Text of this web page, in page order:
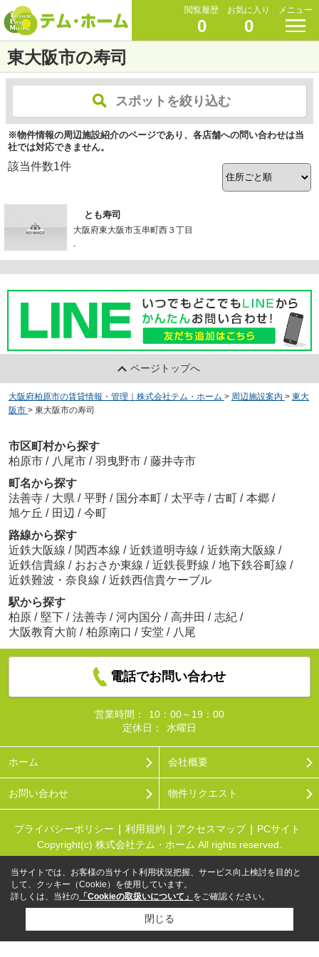
閲覧履歴
0
お気に入り
0
メニュー
東大阪市の寿司
スポットを絞り込む
※物件情報の周辺施設紹介のページであり、各店舗への問い合わせは当
社では対応できません。
該当件数1件
とも寿司
大阪府東大阪市玉串町西３丁目
-
ページトップへ
大阪府柏原市の賃貸情報・管理｜株式会社テム・ホーム > 周辺施設案内 > 東大
阪市 > 東大阪市の寿司
市区町村から探す
柏原市 / 八尾市 / 羽曳野市 / 藤井寺市
町名から探す
法善寺 / 大県 / 平野 / 国分本町 / 太平寺 / 古町 / 本郷 /
旭ケ丘 / 田辺 / 今町
路線から探す
近鉄大阪線 / 関西本線 / 近鉄道明寺線 / 近鉄南大阪線 /
近鉄信貴線 / おおさか東線 / 近鉄長野線 / 地下鉄谷町線 /
近鉄難波・奈良線 / 近鉄西信貴ケーブル
駅から探す
柏原 / 堅下 / 法善寺 / 河内国分 / 高井田 / 志紀 /
大阪教育大前 / 柏原南口 / 安堂 / 八尾
電話でお問い合わせ
営業時間：
10：00～19：00
定休日：
水曜日
ホーム 会社概要
お問い合わせ 物件リクエスト
プライバシーポリシー 利用規約 アクセスマップ
PCサイト
Copyright(c) 株式会社テム・ホーム All rights reserved.
当サイトでは、お客様の当サイト利用状況把握、サービス向上検討を目的と
して、クッキー（Cookie）を使用しています。
詳しくは、当社の 「Cookieの取扱いについて」 をご確認ください。
閉じる